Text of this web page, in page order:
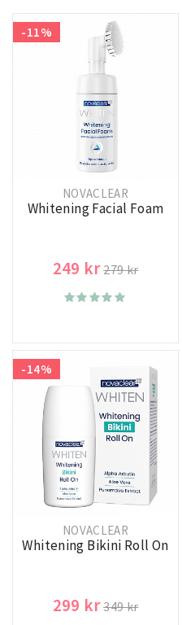
-11%
NOVACLEAR
Whitening Facial Foam
249 kr279 kr
-14%
NOVACLEAR
Whitening Bikini Roll On
299 kr349 kr